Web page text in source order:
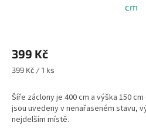
cm
399 Kč
Měrná
399 Kč / 1 ks
Šíře záclony je 400 cm a výška 150
jsou uvedeny v nenařaseném stavu,
nejdelším místě.